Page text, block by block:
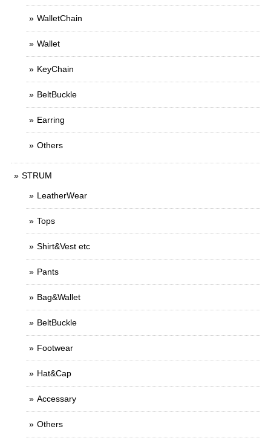
WalletChain
Wallet
KeyChain
BeltBuckle
Earring
Others
STRUM
LeatherWear
Tops
Shirt&Vest etc
Pants
Bag&Wallet
BeltBuckle
Footwear
Hat&Cap
Accessary
Others